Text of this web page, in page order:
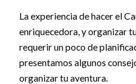
La experiencia de hacer el
enriquecedora, y organizar
requerir un poco de
presentamos algunos
organizar tu aventura.